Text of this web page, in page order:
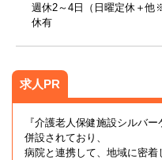
週休2～4日（日曜定休＋
休有
求人PR
『介護老人保健施設シルバ
併設されており、
病院と連携して、地域に密